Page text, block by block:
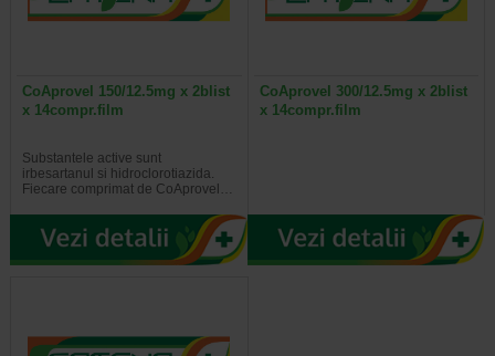
CoAprovel 150/12.5mg x 2blist
x 14compr.film
Substantele active sunt
irbesartanul si hidroclorotiazida.
Fiecare comprimat de CoAprovel…
CoAprovel 300/12.5mg x 2blist
x 14compr.film